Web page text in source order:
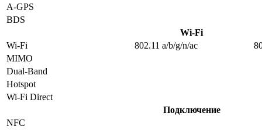
A-GPS
BDS
Wi-Fi
Wi-Fi
802.11 a/b/g/n/ac
MIMO
Dual-Band
Hotspot
Wi-Fi Direct
Подключение
NFC